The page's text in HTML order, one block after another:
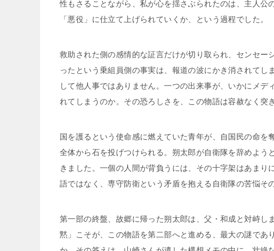
性もさることながら、私が心を揺さぶられたのは、主人公
「悪役」に仕立て上げられていくか、という過程でした。
救助された側の感情的な証言だけが切り取られ、センセー
ったという乗組員側の事実は、報道の波にかき消されてし
して他人事ではありません。一つの出来事が、いかにメデ
れてしまうのか。その恐ろしさを、この物語は容赦なく突
国を護るという使命感に燃えていた青年が、自国民の命を
全体から石を投げつけられる。朔太郎が自衛隊を辞めよう
きました。一個の人間が背負うには、その十字架はあまり
語ではなく、専守防衛という矛盾を抱える自衛隊の苦悩そ
第一部の終盤、故郷に帰った朔太郎は、父・和成と対峙し
黙」こそが、この物語を第二部へと進める、最大の謎であ